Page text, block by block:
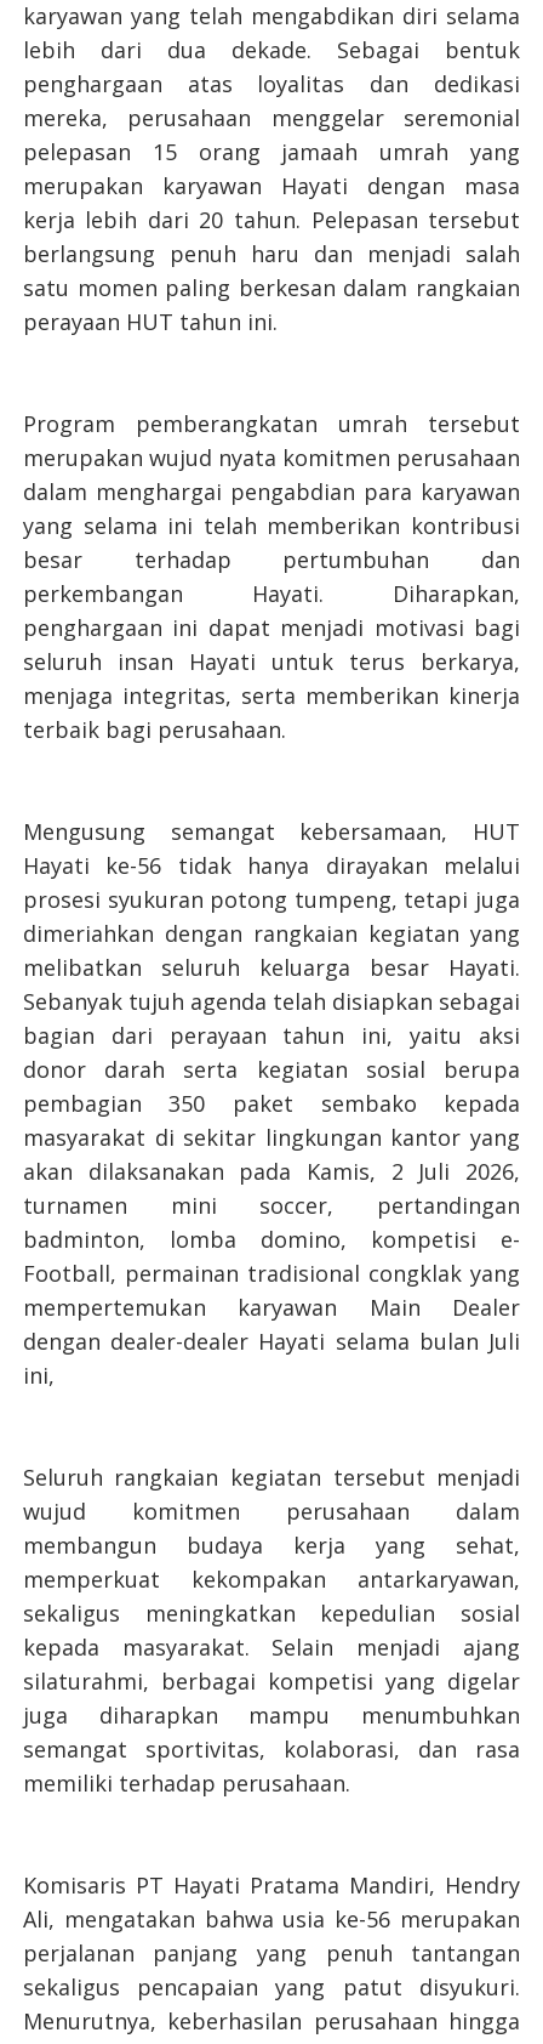
karyawan yang telah mengabdikan diri selama
lebih dari dua dekade. Sebagai bentuk
penghargaan atas loyalitas dan dedikasi
mereka, perusahaan menggelar seremonial
pelepasan 15 orang jamaah umrah yang
merupakan karyawan Hayati dengan masa
kerja lebih dari 20 tahun. Pelepasan tersebut
berlangsung penuh haru dan menjadi salah
satu momen paling berkesan dalam rangkaian
perayaan HUT tahun ini.
Program pemberangkatan umrah tersebut
merupakan wujud nyata komitmen perusahaan
dalam menghargai pengabdian para karyawan
yang selama ini telah memberikan kontribusi
besar terhadap pertumbuhan dan
perkembangan Hayati. Diharapkan,
penghargaan ini dapat menjadi motivasi bagi
seluruh insan Hayati untuk terus berkarya,
menjaga integritas, serta memberikan kinerja
terbaik bagi perusahaan.
Mengusung semangat kebersamaan, HUT
Hayati ke-56 tidak hanya dirayakan melalui
prosesi syukuran potong tumpeng, tetapi juga
dimeriahkan dengan rangkaian kegiatan yang
melibatkan seluruh keluarga besar Hayati.
Sebanyak tujuh agenda telah disiapkan sebagai
bagian dari perayaan tahun ini, yaitu aksi
donor darah serta kegiatan sosial berupa
pembagian 350 paket sembako kepada
masyarakat di sekitar lingkungan kantor yang
akan dilaksanakan pada Kamis, 2 Juli 2026,
turnamen mini soccer, pertandingan
badminton, lomba domino, kompetisi e-
Football, permainan tradisional congklak yang
mempertemukan karyawan Main Dealer
dengan dealer-dealer Hayati selama bulan Juli
ini,
Seluruh rangkaian kegiatan tersebut menjadi
wujud komitmen perusahaan dalam
membangun budaya kerja yang sehat,
memperkuat kekompakan antarkaryawan,
sekaligus meningkatkan kepedulian sosial
kepada masyarakat. Selain menjadi ajang
silaturahmi, berbagai kompetisi yang digelar
juga diharapkan mampu menumbuhkan
semangat sportivitas, kolaborasi, dan rasa
memiliki terhadap perusahaan.
Komisaris PT Hayati Pratama Mandiri, Hendry
Ali, mengatakan bahwa usia ke-56 merupakan
perjalanan panjang yang penuh tantangan
sekaligus pencapaian yang patut disyukuri.
Menurutnya, keberhasilan perusahaan hingga